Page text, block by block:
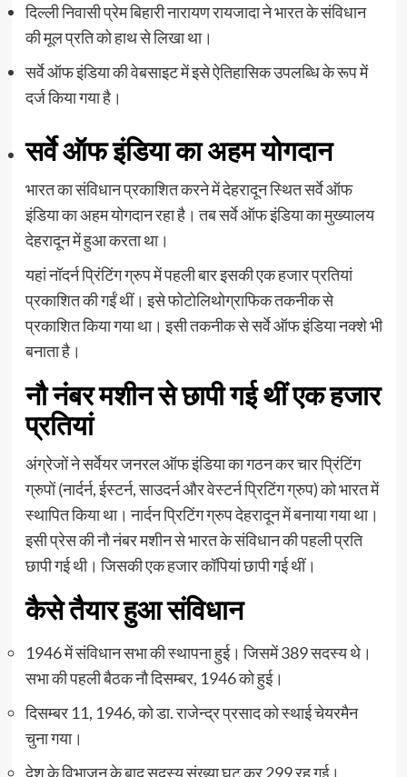
दिल्ली निवासी प्रेम बिहारी नारायण रायजादा ने भारत के संविधान
की मूल प्रति को हाथ से लिखा था।
सर्वे ऑफ इंडिया की वेबसाइट में इसे ऐतिहासिक उपलब्धि के रूप में
दर्ज किया गया है।
सर्वे ऑफ इंडिया का अहम योगदान
भारत का संविधान प्रकाशित करने में देहरादून स्थित सर्वे ऑफ
इंडिया का अहम योगदान रहा है। तब सर्वे ऑफ इंडिया का मुख्यालय
देहरादून में हुआ करता था।
यहां नॉदर्न प्रिंटिंग ग्रुप में पहली बार इसकी एक हजार प्रतियां
प्रकाशित की गईं थीं। इसे फोटोलिथोग्राफिक तकनीक से
प्रकाशित किया गया था। इसी तकनीक से सर्वे ऑफ इंडिया नक्शे भी
बनाता है।
नौ नंबर मशीन से छापी गई थीं एक हजार
प्रतियां
अंग्रेजों ने सर्वेयर जनरल ऑफ इंडिया का गठन कर चार प्रिंटिंग
ग्रुपों (नार्दर्न, ईस्टर्न, साउदर्न और वेस्टर्न प्रिटिंग ग्रुप) को भारत में
स्‍थापित किया था। नार्दन प्रिटिंग ग्रुप देहरादून में बनाया गया था।
इसी प्रेस की नौ नंबर मशीन से भारत के संविधान की पहली प्रति
छापी गई थी। जिसकी एक हजार कॉपियां छापी गई थीं।
कैसे तैयार हुआ संविधान
1946 में संविधान सभा की स्थापना हुई। जिसमें 389 सदस्य थे।
सभा की पहली बैठक नौ दिसम्बर, 1946 को हुई।
दिसम्बर 11, 1946, को डा. राजेन्द्र प्रसाद को स्थाई चेयरमैन
चुना गया।
देश के विभाजन के बाद सदस्य संख्या घट कर 299 रह गई।